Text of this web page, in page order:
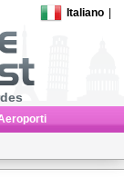
Italiano